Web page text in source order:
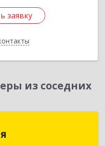
заявку
заявку
из соседних